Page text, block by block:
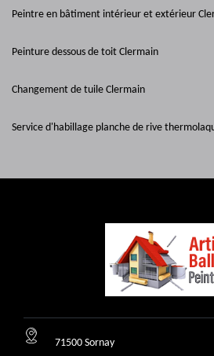
Peintre en bâtiment intérieur et extérieur
Peinture dessous de toit Clermain
Changement de tuile Clermain
Service d'habillage planche de rive
71500 Sornay